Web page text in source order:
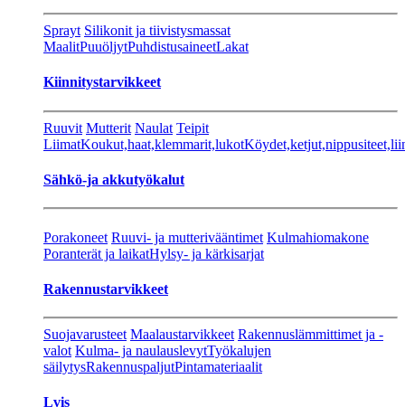
Sprayt Silikonit ja tiivistysmassat
MaalitPuuöljytPuhdistusaineetLakat
Kiinnitystarvikkeet
Ruuvit Mutterit Naulat Teipit
LiimatKoukut,haat,klemmarit,lukot
Sähkö-ja akkutyökalut
Porakoneet Ruuvi- ja mutterivääntimet Kulmahiomakone
Poranterät ja laikatHylsy- ja kärkisarjat
Rakennustarvikkeet
Suojavarusteet Maalaustarvikkeet Rakennuslämmittimet ja -
valot Kulma- ja naulauslevytTyökalujen
säilytysRakennuspaljutPintamateriaalit
Lvis